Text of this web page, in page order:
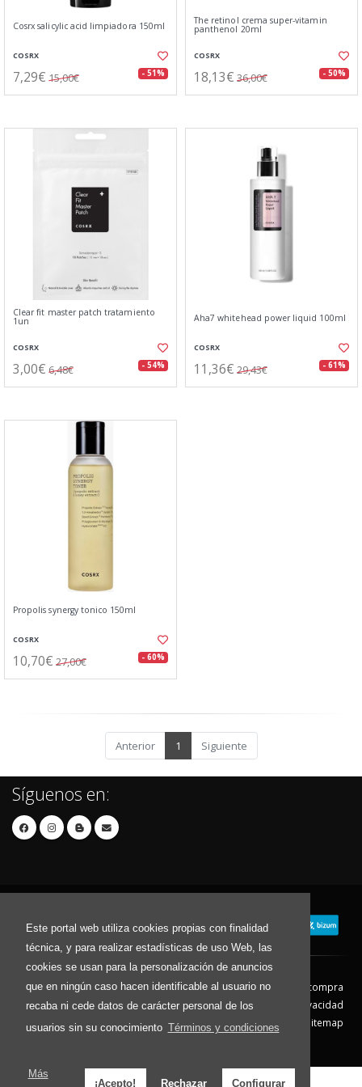
Este portal web utiliza cookies propias con finalidad
técnica, y para realizar estadísticas de uso Web, las
cookies se usan para la personalización de anuncios
que en ningún caso hacen identificable al usuario no
recaba ni cede datos de carácter personal de los
usuarios sin su conocimiento Términos y condiciones
Más
¡Acepto!
Rechazar Configurar
Cosrx salicylic acid limpiadora 150ml
COSRX
7,29€ 15,00€ - 51%
The retinol crema super-vitamin
panthenol 20ml
COSRX
18,13€ 36,00€ - 50%
Clear fit master patch tratamiento
1un
COSRX
3,00€ 6,48€ - 54%
Aha7 whitehead power liquid 100ml
COSRX
11,36€ 29,43€ - 61%
Propolis synergy tonico 150ml
COSRX
10,70€ 27,00€ - 60%
Anterior 1 Siguiente
Síguenos en:
Contacto Aviso Legal
Condiciones de compra
Política de envíos
Política de devolución
Política de Privacidad
Política de Cookies
Sitemap